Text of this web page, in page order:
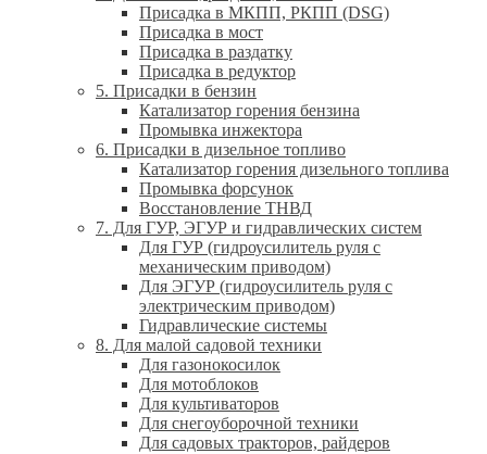
Присадка в МКПП, РКПП (DSG)
Присадка в мост
Присадка в раздатку
Присадка в редуктор
5. Присадки в бензин
Катализатор горения бензина
Промывка инжектора
6. Присадки в дизельное топливо
Катализатор горения дизельного топлива
Промывка форсунок
Восстановление ТНВД
7. Для ГУР, ЭГУР и гидравлических систем
Для ГУР (гидроусилитель руля с
механическим приводом)
Для ЭГУР (гидроусилитель руля с
электрическим приводом)
Гидравлические системы
8. Для малой садовой техники
Для газонокосилок
Для мотоблоков
Для культиваторов
Для снегоуборочной техники
Для садовых тракторов, райдеров